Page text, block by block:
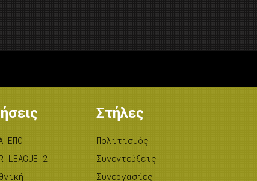
ΕΠΟ
LEAGUE 2
Στήλες
Πολιτισμός
Συνεντεύξεις
Συνεργασίες